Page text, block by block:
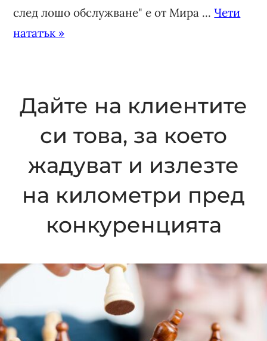
след лошо обслужване" е от Мира ...Чети
нататък »
Дайте на клиентите
си това, за което
жадуват и излезте
на километри пред
конкуренцията